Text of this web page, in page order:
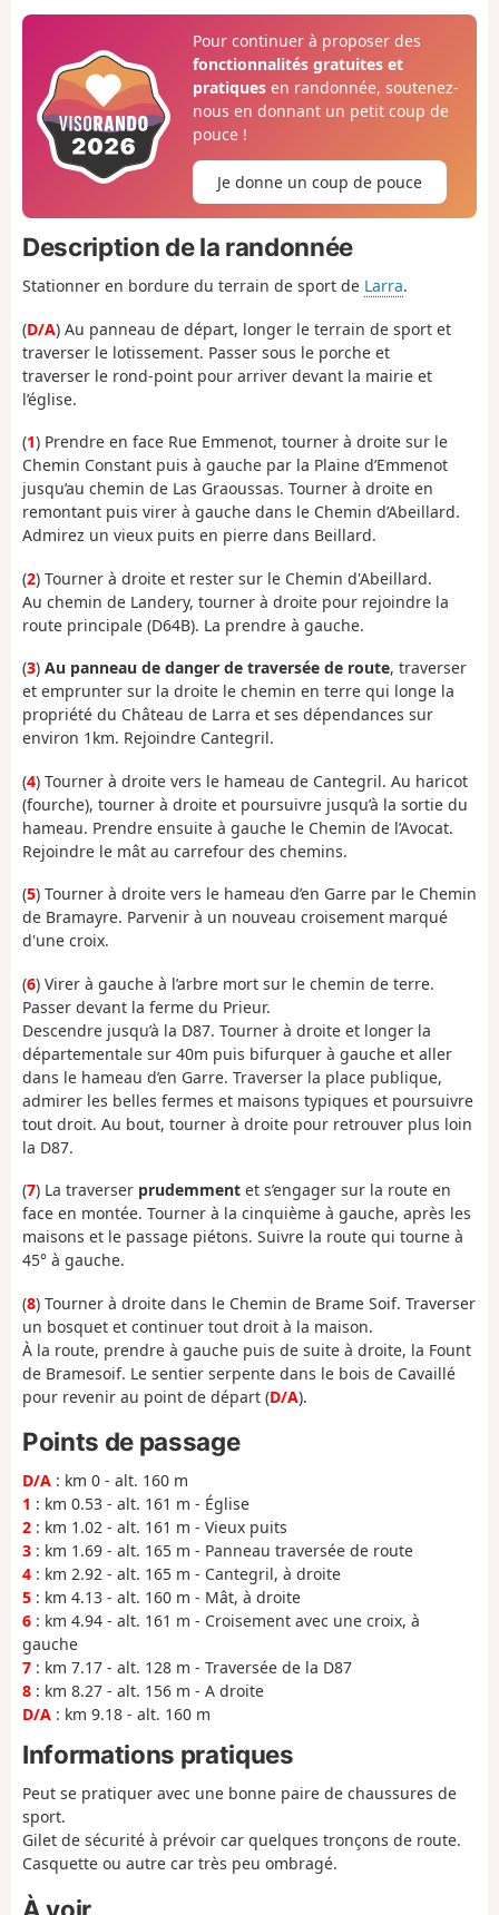
Pour continuer à proposer des
fonctionnalités gratuites et
pratiquesen randonnée, soutenez-
nous en donnant un petit coup de
pouce !
Je donne un coup de pouce
Description de la randonnée
Stationner en bordure du terrain de sport de Larra.
(D/A) Au panneau de départ, longer le terrain de sport et
traverser le lotissement. Passer sous le porche et
traverser le rond-point pour arriver devant la mairie et
l’église.
(1) Prendre en face Rue Emmenot, tourner à droite sur le
Chemin Constant puis à gauche par la Plaine d’Emmenot
jusqu’au chemin de Las Graoussas. Tourner à droite en
remontant puis virer à gauche dans le Chemin d’Abeillard.
Admirez un vieux puits en pierre dans Beillard.
(2) Tourner à droite et rester sur le Chemin d'Abeillard.
Au chemin de Landery, tourner à droite pour rejoindre la
route principale (D64B). La prendre à gauche.
(3) Au panneau de danger de traversée de route, traverser
et emprunter sur la droite le chemin en terre qui longe la
propriété du Château de Larra et ses dépendances sur
environ 1km. Rejoindre Cantegril.
(4) Tourner à droite vers le hameau de Cantegril. Au haricot
(fourche), tourner à droite et poursuivre jusqu’à la sortie du
hameau. Prendre ensuite à gauche le Chemin de l’Avocat.
Rejoindre le mât au carrefour des chemins.
(5) Tourner à droite vers le hameau d’en Garre par le Chemin
de Bramayre. Parvenir à un nouveau croisement marqué
d'une croix.
(6) Virer à gauche à l’arbre mort sur le chemin de terre.
Passer devant la ferme du Prieur.
Descendre jusqu’à la D87. Tourner à droite et longer la
départementale sur 40m puis bifurquer à gauche et aller
dans le hameau d’en Garre. Traverser la place publique,
admirer les belles fermes et maisons typiques et poursuivre
tout droit. Au bout, tourner à droite pour retrouver plus loin
la D87.
(7) La traverser prudemment et s’engager sur la route en
face en montée. Tourner à la cinquième à gauche, après les
maisons et le passage piétons. Suivre la route qui tourne à
45° à gauche.
(8) Tourner à droite dans le Chemin de Brame Soif. Traverser
un bosquet et continuer tout droit à la maison.
À la route, prendre à gauche puis de suite à droite, la Fount
de Bramesoif. Le sentier serpente dans le bois de Cavaillé
pour revenir au point de départ (D/A).
Points de passage
D/A : km 0 - alt. 160 m
1 : km 0.53 - alt. 161 m - Église
2 : km 1.02 - alt. 161 m - Vieux puits
3 : km 1.69 - alt. 165 m - Panneau traversée de route
4 : km 2.92 - alt. 165 m - Cantegril, à droite
5 : km 4.13 - alt. 160 m - Mât, à droite
6 : km 4.94 - alt. 161 m - Croisement avec une croix, à
gauche
7 : km 7.17 - alt. 128 m - Traversée de la D87
8 : km 8.27 - alt. 156 m - A droite
D/A : km 9.18 - alt. 160 m
Informations pratiques
Peut se pratiquer avec une bonne paire de chaussures de
sport.
Gilet de sécurité à prévoir car quelques tronçons de route.
Casquette ou autre car très peu ombragé.
À voir